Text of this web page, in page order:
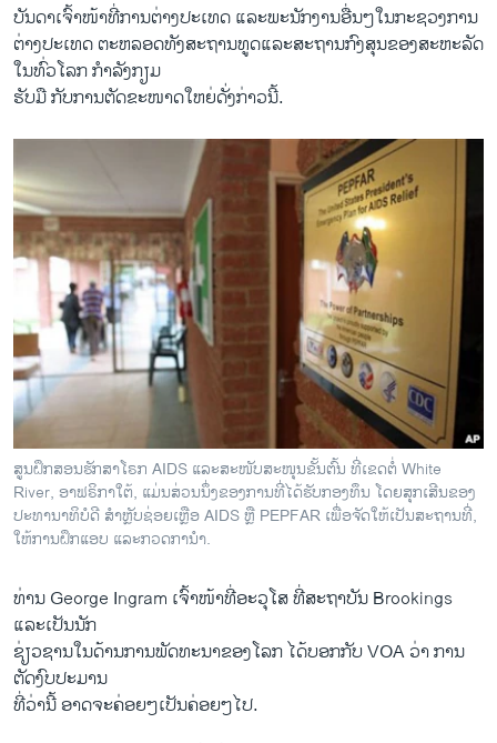
ບັນດາ​ເຈົ້າ​ໜ້າ​ທີ່ການຕ່າງປະ​ເທດ ​ແລະ​ພະນັກງານ​ອື່ນໆ​ໃນ​ກະຊວງ​ການ​
ຕ່າງປະ​ເທດ ຕະຫລອດ​ທັງ​ສະຖານທູດ​ແລະ​ສະຖານກົງ​ສຸນ​ຂອງ​ສະຫະລັດ
ໃນ​ທົ່ວ​ໂລກ ​ກຳລັງ​ກຽມ
ຮັບ​ມື ກັບການ​ຕັດຂະໜາດ​ໃຫຍ່​ດັ່ງກ່າວ​ນີ້.
ສູນຝຶກສອນຮັກສາໂຣກ AIDS ແລະສະໜັບສະໜຸນຂັ້ນຕົ້ນ ທີ່ເຂດຕໍ່ White
River, ອາຟຣິກາໃຕ້, ແມ່ນສ່ວນນຶ່ງຂອງການທີ່ໄດ້ຮັບກອງທຶນ ໂດຍສຸກເສີນຂອງ
ປະທານາທິບໍດີ ສຳຫຼັບຊ່ອຍເຫຼືອ AIDS ຫຼື PEPFAR ເພື່ອຈັດໃຫ້ເປັນສະຖານທີ່,
ໃຫ້ການຝຶກແອບ ແລະກວດການຳ.
ທ່ານ George Ingram ​ເຈົ້າໜ້າ​ທີ່​ອະ​ວຸ​ໂສ ​ທີ່​ສະ​ຖາ​ບັນ Brookings ​
ແລະ​ເປັນ​ນັກ
​ຊ່ຽວຊານ​ໃນ​ດ້ານ​ການ​ພັດທະນາ​ຂອງ​ໂລກ ​ໄດ້​ບອກ​ກັບ VOA ວ່າ ການ​
ຕັດ​ງົບປະມານ​
ທີ່​ວ່າ​ນີ້ ອາດຈະ​ຄ່ອຍໆ​ເປັນ​ຄ່ອຍ​ໆໄປ.